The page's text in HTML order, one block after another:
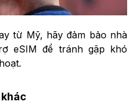
từ Mỹ, hãy đảm bảo nhà
eSIM để tránh gặp khó